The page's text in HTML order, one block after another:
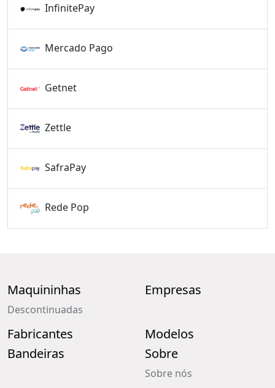
InfinitePay
Mercado Pago
Getnet
Zettle
SafraPay
Rede Pop
Maquininhas
Descontinuadas
Empresas
Fabricantes
Modelos
Bandeiras
Sobre
Sobre nós